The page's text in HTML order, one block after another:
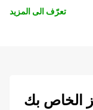
تعرّف الى المزيد
الخاص بك